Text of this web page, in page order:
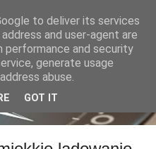
to deliver its services
and user-agent are
performance and security
generate usage
abuse.
GOT IT